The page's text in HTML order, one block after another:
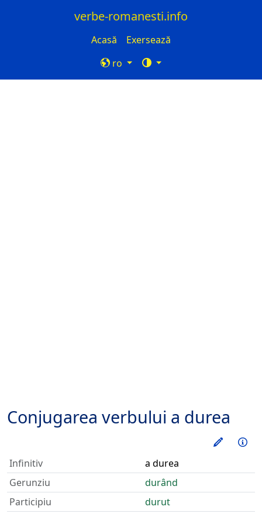
verbe-romanesti.info
Acasă
Exersează
ro
Conjugarea verbului a durea
Infinitiv
a durea
Gerunziu
durând
Participiu
durut